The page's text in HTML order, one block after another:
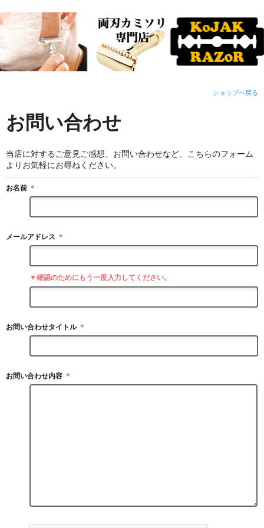
ショップへ戻る
お問い合わせ
当店に対するご意見ご感想、お問い合わせなど、こちらのフォーム
よりお気軽にお尋ねください。
お名前 ＊
メールアドレス ＊
▼確認のためにもう一度入力してください。
お問い合わせタイトル ＊
お問い合わせ内容 ＊